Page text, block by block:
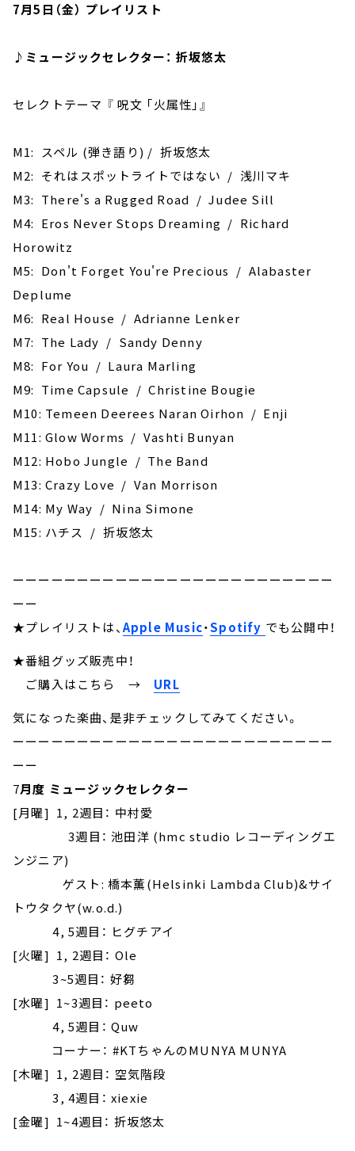
7月5日（金） プレイリスト
♪ミュージックセレクター： 折坂悠太
セレクトテーマ 『 呪文 ｢火属性｣』
M1: スペル (弾き語り) / 折坂悠太
M2: それはスポットライトではない / 浅川マキ
M3: ‎There's a Rugged Road / Judee Sill
M4: Eros Never Stops Dreaming / Richard
Horowitz
M5: ‎Don't Forget You're Precious / Alabaster
Deplume
M6: Real House / Adrianne Lenker
M7: The Lady / Sandy Denny
M8: ‎For You / Laura Marling
M9: Time Capsule / Christine Bougie
M10: ‎Temeen Deerees Naran Oirhon / Enji
M11: Glow Worms / Vashti Bunyan
M12: Hobo Jungle / The Band
M13: Crazy Love / Van Morrison
M14: My Way / Nina Simone
M15: ハチス / 折坂悠太
ーーーーーーーーーーーーーーーーーーーーーーーーー
ーー
★プレイリストは、Apple Music・Spotify でも公開中！
★番組グッズ販売中！
ご購入はこちら → URL
気になった楽曲、是非チェックしてみてください。
ーーーーーーーーーーーーーーーーーーーーーーーーー
ーー
7月度 ミュージックセレクター
[月曜] 1, 2週目： 中村愛
3週目： 池田洋 (hmc studio レコーディングエ
ンジニア)
ゲスト: 橋本薫(Helsinki Lambda Club)&サイ
トウタクヤ(w.o.d.)
4, 5週目： ヒグチアイ
[火曜] 1, 2週目： Ole
3~5週目： 好芻
[水曜] 1~3週目： peeto
4, 5週目： Quw
コーナー： #KTちゃんのMUNYA MUNYA
[木曜] 1, 2週目： 空気階段
3, 4週目： xiexie
[金曜] 1~4週目： 折坂悠太